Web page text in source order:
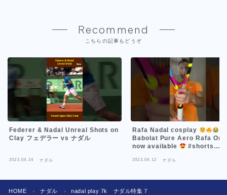
Recommend
こちらの記事もどうぞ
Federer & Nadal Unreal Shots on
Clay フェデラー vs ナダル
2023.04.24 ナダル
Rafa Nadal cosplay
Babolat Pure Aero Rafa
now available
#shorts
2023.04.12 ナダル
HOME ＞ ナダル ＞ nadal play 7k ナダル特集７